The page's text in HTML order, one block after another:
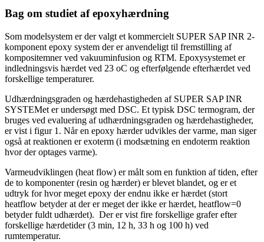
Bag om studiet af epoxyhærdning
Som modelsystem er der valgt et kommercielt SUPER SAP INR 2-
komponent epoxy system der er anvendeligt til fremstilling af
kompositemner ved vakuuminfusion og RTM. Epoxysystemet er
indledningsvis hærdet ved 23 oC og efterfølgende efterhærdet ved
forskellige temperaturer.
Udhærdningsgraden og hærdehastigheden af SUPER SAP INR
SYSTEMet er undersøgt med DSC. Et typisk DSC termogram, der
bruges ved evaluering af udhærdningsgraden og hærdehastigheder,
er vist i figur 1. Når en epoxy hærder udvikles der varme, man siger
også at reaktionen er exoterm (i modsætning en endoterm reaktion
hvor der optages varme).
Varmeudviklingen (heat flow) er målt som en funktion af tiden, efter
de to komponenter (resin og hærder) er blevet blandet, og er et
udtryk for hvor meget epoxy der endnu ikke er hærdet (stort
heatflow betyder at der er meget der ikke er hærdet, heatflow=0
betyder fuldt udhærdet). Der er vist fire forskellige grafer efter
forskellige hærdetider (3 min, 12 h, 33 h og 100 h) ved
rumtemperatur.